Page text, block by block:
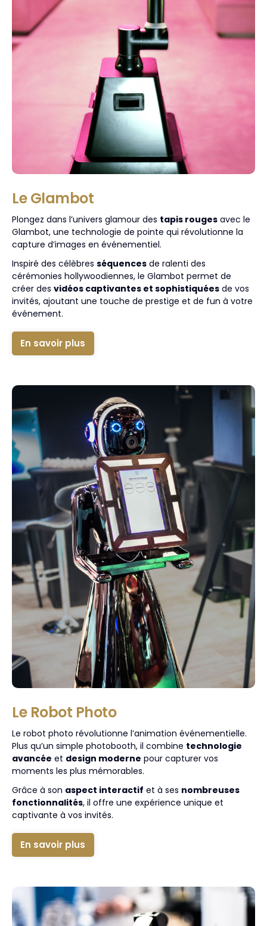
Le Glambot
Plongez dans l’univers glamour des tapis rouges avec le
Glambot, une technologie de pointe qui révolutionne la
capture d’images en événementiel.
Inspiré des célèbres séquences de ralenti des
cérémonies hollywoodiennes, le Glambot permet de
créer des vidéos captivantes et sophistiquées de vos
invités, ajoutant une touche de prestige et de fun à votre
événement.
En savoir plus
Le Robot Photo
Le robot photo révolutionne l’animation événementielle.
Plus qu’un simple photobooth, il combine technologie
avancée et design moderne pour capturer vos
moments les plus mémorables.
Grâce à son aspect interactif et à ses nombreuses
fonctionnalités, il offre une expérience unique et
captivante à vos invités.
En savoir plus